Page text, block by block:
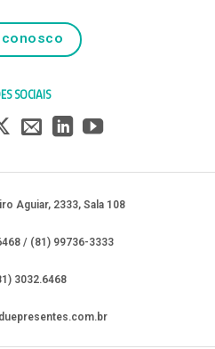
conosco
SOCIAIS
Aguiar, 2333, Sala 108
/ (81) 99736-3333
3032.6468